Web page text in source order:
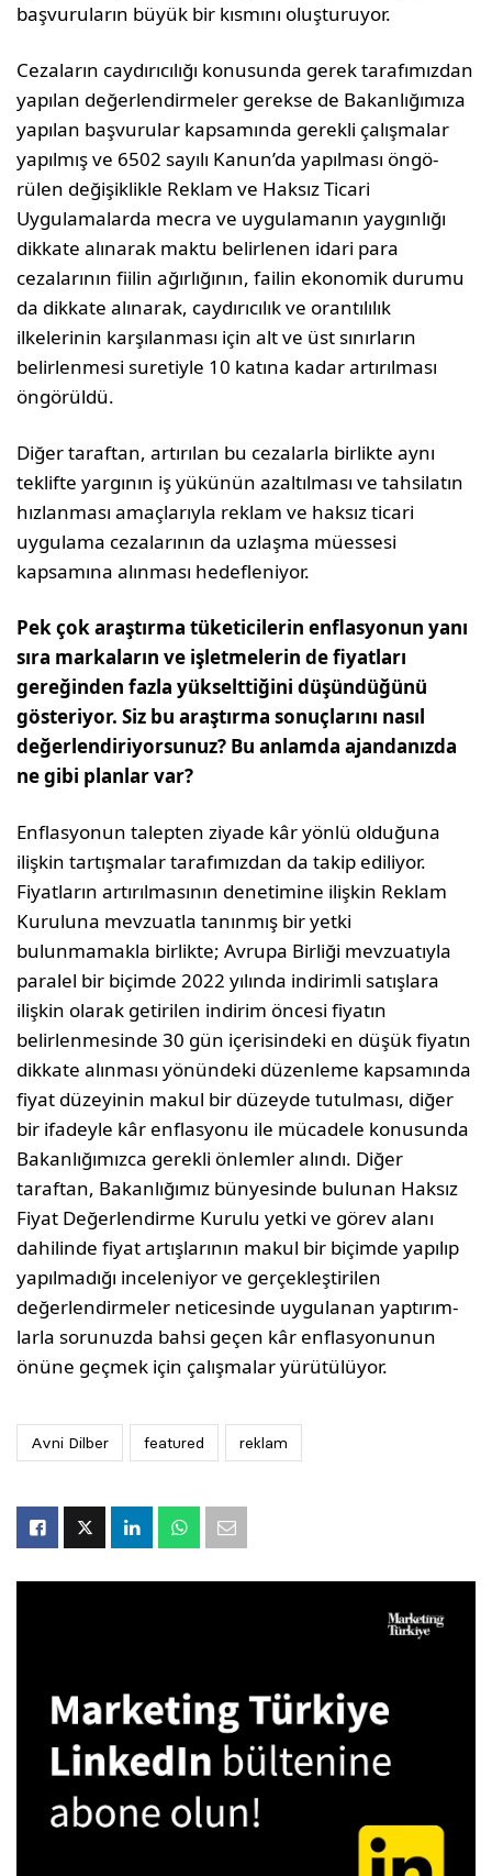
başvuruların büyük bir kısmını oluşturuyor.
Cezaların caydırıcılığı konusunda gerek tarafımızdan
yapılan değer­lendirmeler gerekse de Bakanlığımıza
yapılan başvurular kapsamında gerekli çalışmalar
yapılmış ve 6502 sayılı Kanun’da yapılması öngö­
rülen değişiklikle Reklam ve Haksız Ticari
Uygulamalarda mecra ve uygulamanın yaygınlığı
dikkate alınarak maktu belirlenen idari para
cezalarının fiilin ağırlığının, failin ekonomik durumu
da dikkate alına­rak, caydırıcılık ve orantılılık
ilkelerinin karşılanması için alt ve üst sı­nırların
belirlenmesi suretiyle 10 katına kadar artırılması
öngörüldü.
Diğer taraftan, artırılan bu cezalarla birlikte aynı
teklifte yargının iş yükünün azaltılması ve tahsilatın
hızlanması amaçlarıyla reklam ve haksız ticari
uygulama cezalarının da uzlaşma müessesi
kapsamına alınması hedefleniyor.
Pek çok araştırma tüketicilerin enflasyonun yanı
sıra mar­kaların ve işletmelerin de fiyatları
gereğinden fazla yükselt­tiğini düşündüğünü
gösteriyor. Siz bu araştırma sonuçları­nı nasıl
değerlendiriyorsunuz? Bu anlamda ajandanızda
ne gibi planlar var?
Enflasyonun talepten ziyade kâr yönlü olduğuna
ilişkin tartışmalar ta­rafımızdan da takip ediliyor.
Fiyatların artırılmasının denetimine ilişkin Reklam
Kuruluna mev­zuatla tanınmış bir yetki
bulunmamakla birlikte; Avrupa Birliği mev­zuatıyla
paralel bir biçimde 2022 yılında indirimli satışlara
ilişkin olarak getirilen indirim öncesi fiyatın
belirlenmesinde 30 gün içeri­sindeki en düşük fiyatın
dikkate alınması yönündeki düzenleme kap­samında
fiyat düzeyinin makul bir düzeyde tutulması, diğer
bir ifa­deyle kâr enflasyonu ile mücadele konusunda
Bakanlığımızca gerekli önlemler alındı. Diğer
taraftan, Bakanlığımız bünyesinde bulunan Haksız
Fiyat Değerlendirme Kurulu yetki ve görev alanı
dahilinde fi­yat artışlarının makul bir biçimde yapılıp
yapılmadığı inceleniyor ve gerçekleştirilen
değerlendirmeler neticesinde uygulanan yaptırım­
larla sorunuzda bahsi geçen kâr enflasyonunun
önüne geçmek için çalışmalar yürütülüyor.
Avni Dilber featured reklam